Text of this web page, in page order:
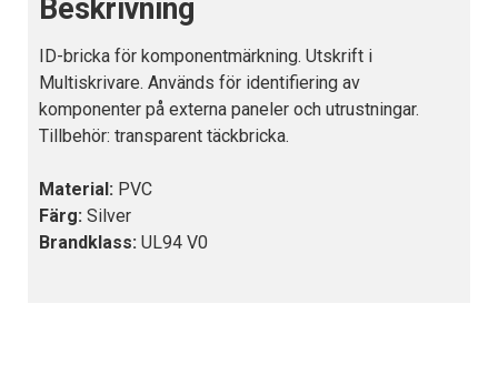
Beskrivning
ID-bricka för komponentmärkning. Utskrift i
Multiskrivare. Används för identifiering av
komponenter på externa paneler och utrustningar.
Tillbehör: transparent täckbricka.
Material: PVC
Färg: Silver
Brandklass: UL94 V0